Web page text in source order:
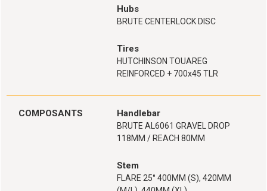
Hubs
BRUTE CENTERLOCK DISC
Tires
HUTCHINSON TOUAREG
REINFORCED + 700x45 TLR
COMPOSANTS Handlebar
BRUTE AL6061 GRAVEL DROP
118MM / REACH 80MM
Stem
FLARE 25° 400MM (S), 420MM